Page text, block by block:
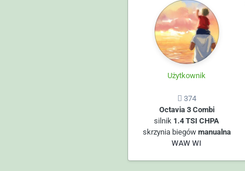
Użytkownik
374
Octavia 3 Combi
silnik 1.4 TSI CHPA
skrzynia biegów manualna
WAW WI